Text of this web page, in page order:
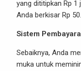
yang dititipkan Rp
Anda berkisar Rp
Sistem
Sebaiknya, Anda
muka untuk